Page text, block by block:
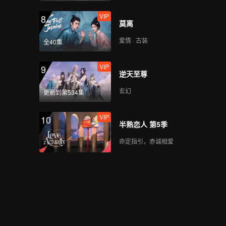
8
全40集
VIP
莫离
爱情 · 古装
9
更新到第534集
VIP
逆天至尊
玄幻
10 VIP
半熟恋人 第5季
命定指引，赤诚相爱